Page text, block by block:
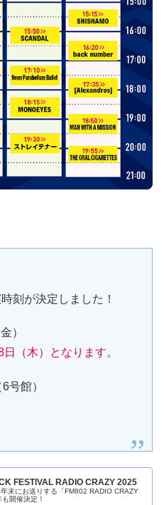
刻が決定しました！
金）
（木）となります。
号館）
FESTIVAL RADIO CRAZY 2025
末にお送りする「FM802 RADIO CRAZY
開催決定！